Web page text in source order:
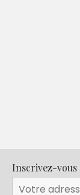
Inscrivez-